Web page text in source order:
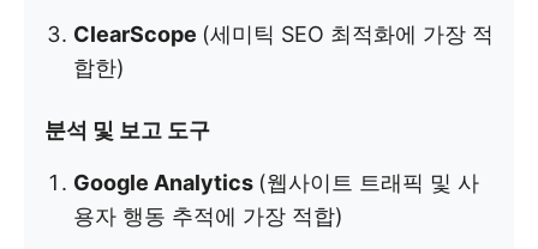
ClearScope (세미틱 SEO 최적화에 가장 적
합한)
분석 및 보고 도구
Google Analytics (웹사이트 트래픽 및 사
용자 행동 추적에 가장 적합)